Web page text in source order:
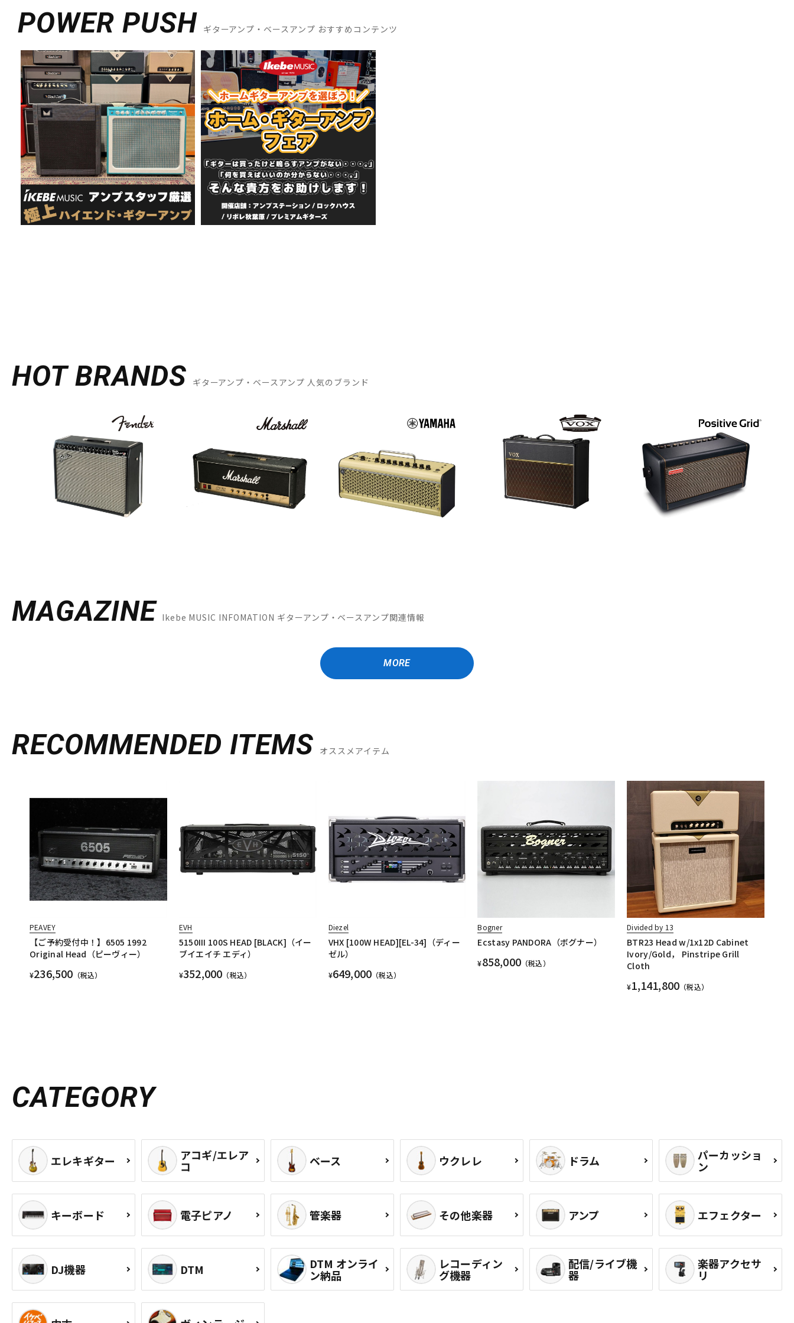
POWER PUSH ギターアンプ・ベースアンプ おすすめコンテンツ
HOT BRANDS ギターアンプ・ベースアンプ 人気のブランド
MAGAZINE Ikebe MUSIC INFOMATION ギターアンプ・ベースアンプ関連情報
MORE
RECOMMENDED ITEMS オススメアイテム
PEAVEY
【ご予約受付中！】6505 1992
Original Head（ピーヴィー）
¥236,500 （税込）
EVH
5150III 100S HEAD [BLACK]（イー
ブイエイチ エディ）
¥352,000 （税込）
Diezel
VHX [100W HEAD][EL-34]（ディー
ゼル）
¥649,000 （税込）
Bogner
Ecstasy PANDORA（ボグナー）
¥858,000 （税込）
Divided by 13
BTR23 Head w/1x12D Cabinet
Ivory/Gold， Pinstripe Grill
Cloth
¥1,141,800 （税込）
CATEGORY
エレキギター アコギ/エレア
コ ベース ウクレレ ドラム パーカッショ
ン
キーボード 電子ピアノ 管楽器 その他楽器 アンプ エフェクター
DJ機器 DTM DTM オンライ
ン納品
レコーディン
グ機器
配信/ライブ機
器
楽器アクセサ
リ